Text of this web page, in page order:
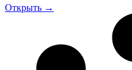
Открыть →